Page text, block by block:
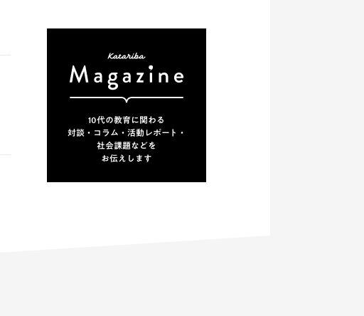
10代の教育に関わる
対談・コラム・活動レポート・
社会課題などを
お伝えします